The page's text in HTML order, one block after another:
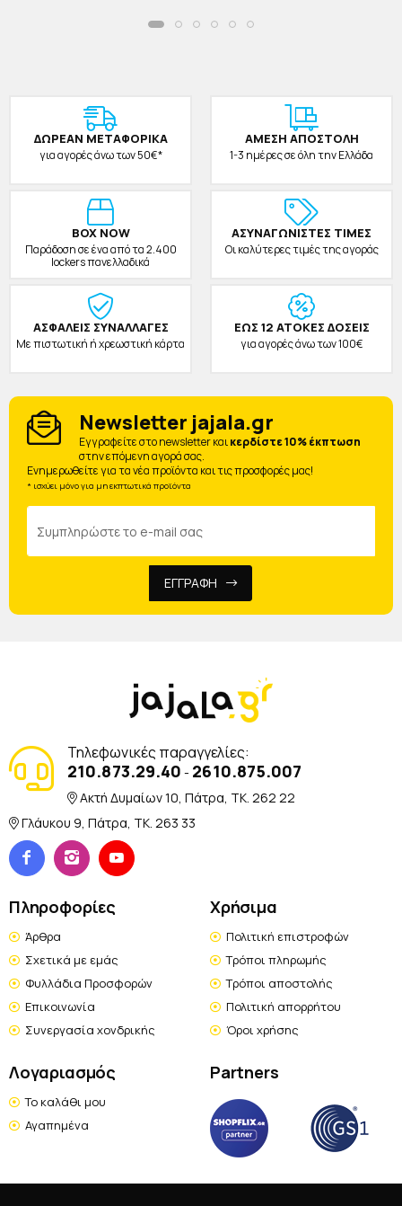
ΔΩΡΕAΝ ΜΕΤΑΦΟΡΙΚΑ
για αγορές άνω των 50€*
ΑΜΕΣΗ ΑΠΟΣΤΟΛΗ
1-3 ημέρες σε όλη την Ελλάδα
BOX NOW
Παράδοση σε ένα από τα 2.400
lockers πανελλαδικά
ΑΣΥΝΑΓΩΝΙΣΤΕΣ ΤΙΜΕΣ
Οι καλύτερες τιμές της αγοράς
ΑΣΦΑΛΕΙΣ ΣΥΝΑΛΛΑΓΕΣ
Με πιστωτική ή χρεωστική κάρτα
ΕΩΣ 12 ΑΤΟΚΕΣ ΔΟΣΕΙΣ
για αγορές άνω των 100€
Newsletter jajala.gr
Eγγραφείτε στο newsletter καικερδίστε 10% έκπτωση
στην επόμενη αγορά σας.
Ενημερωθείτε για τα νέα προϊόντα και τις προσφορές μας!
* ισχύει μόνο για μη εκπτωτικά προϊόντα
ΕΓΓΡΑΦΗ
Τηλεφωνικές παραγγελίες:
210.873.29.40 - 2610.875.007
Ακτή Δυμαίων 10, Πάτρα, TK. 262 22
Γλάυκου 9, Πάτρα, TK. 263 33
Πληροφορίες
Άρθρα
Σχετικά με εμάς
Φυλλάδια Προσφορών
Επικοινωνία
Συνεργασία χονδρικής
Χρήσιμα
Πολιτική επιστροφών
Τρόποι πληρωμής
Τρόποι αποστολής
Πολιτική απορρήτου
Όροι χρήσης
Λογαριασμός
Το καλάθι μου
Αγαπημένα
Partners